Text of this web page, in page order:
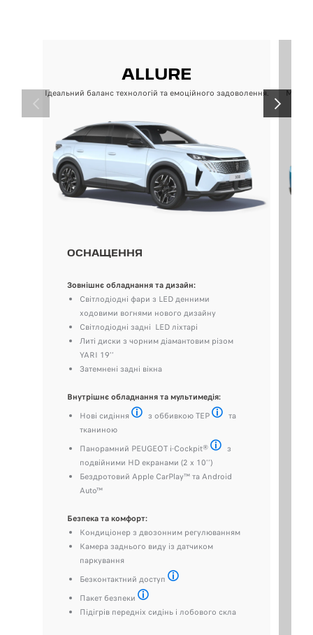
ПОПЕРЕДНІЙ
ALLURE
Ідеальний баланс технологій та емоційного задоволення.
ОСНАЩЕННЯ
Зовнішнє обладнання та дизайн:
Світлодіодні фари з LED денними
ходовими вогнями нового дизайну
Світлодіодні задні LED ліхтарі
Литі диски з чорним діамантовим різом
YARI 19’’
Затемнені задні вікна
Внутрішнє обладнання та мультимедія:
Нові сидіння
з оббивкою TEP
та
тканиною
Панорамний PEUGEOT i-Cockpit®
Радіо, Bluetooth®
з
подвійними HD екранами (2 x 10’’)
Бездротовий Apple CarPlay™ та Android
Auto™
Безпека та комфорт:
Кондиціонер з двозонним регулюванням
Камера заднього виду із датчиком
паркування
Безконтактний доступ
Пакет безпеки
Система попередження про зіткнення та
Підігрів передніх сидінь і лобового скла